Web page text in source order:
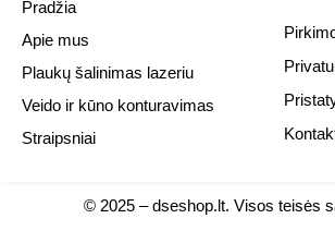
Pradžia
Apie mus
Plaukų šalinimas lazeriu
Veido ir kūno konturavimas
Straipsniai
© 2025 –dseshop.lt. Visos teisės